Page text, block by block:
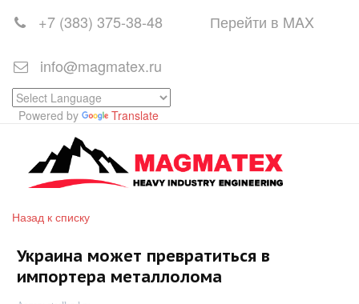
+7 (383) 375-38-48 Перейти в MAX
info@magmatex.ru
Powered by Translate
Назад к списку
Украина может превратиться в
импортера металлолома